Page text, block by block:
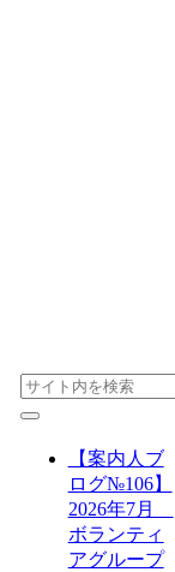
【案内人ブ
ログ№106】
2026年7月
ボランティ
アグループ